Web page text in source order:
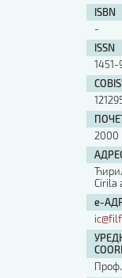
ISBN
-
ISSN
1451-
2000
Cirila
е-